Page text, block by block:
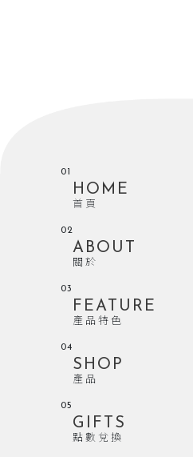
01
HOME
首頁
02
ABOUT
關於
03
FEATURE
產品特色
04
SHOP
產品
05
GIFTS
點數兌換